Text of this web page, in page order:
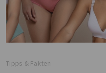
Tipps & Fakten